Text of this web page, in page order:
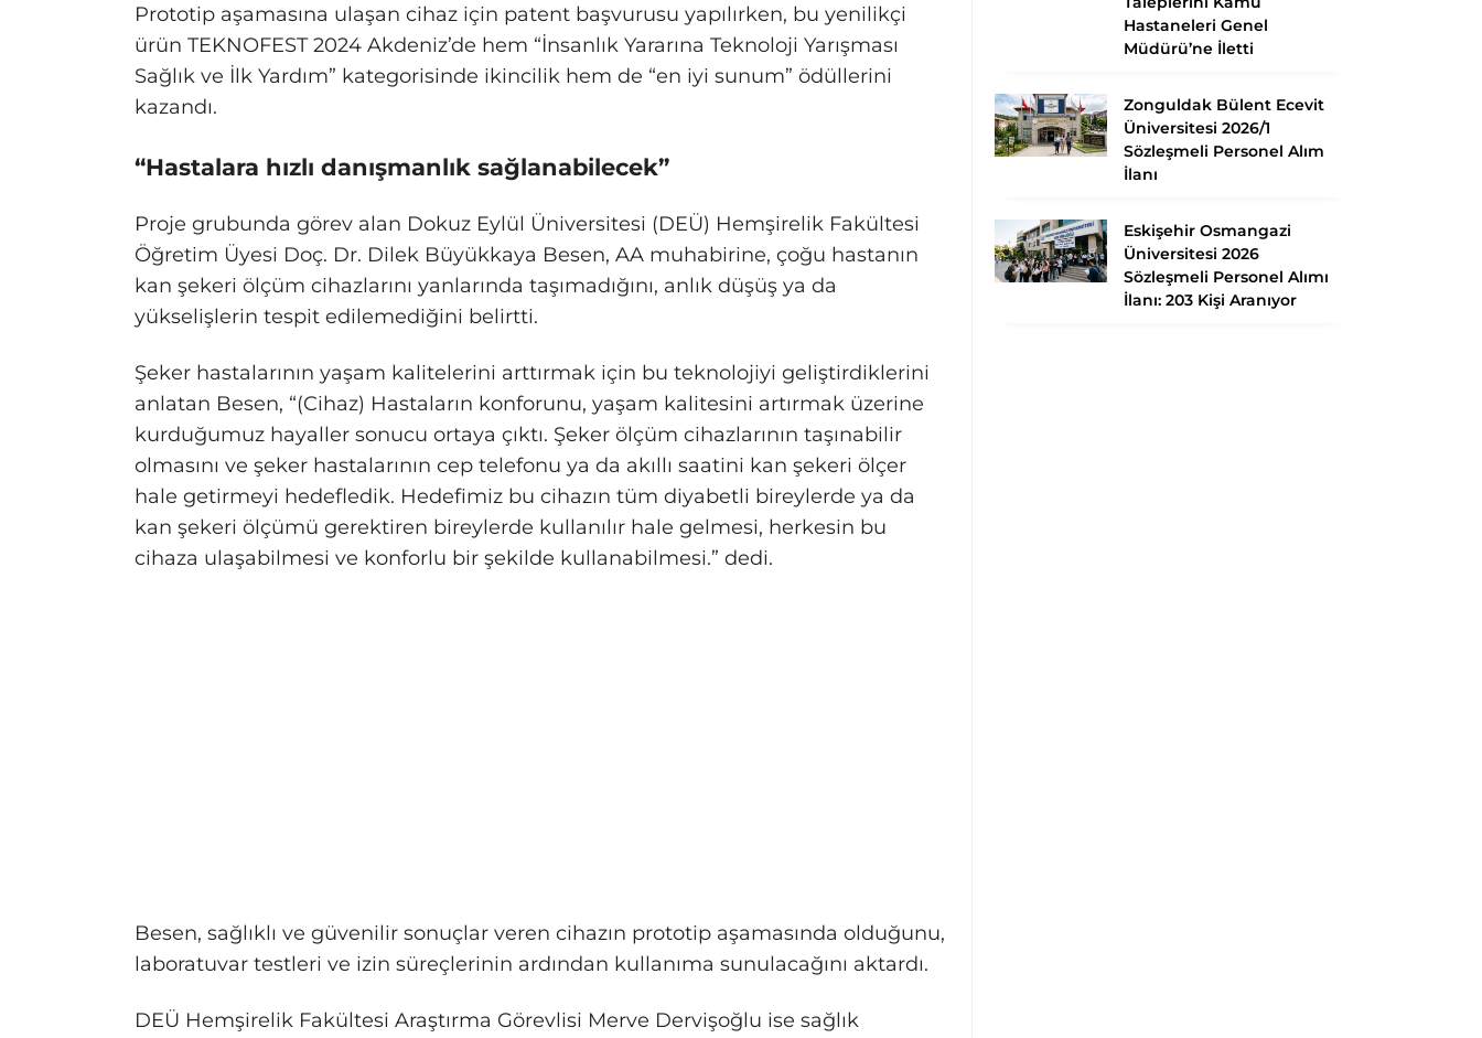
Prototip aşamasına ulaşan cihaz için patent başvurusu yapılırken, bu yenilikçi
ürün TEKNOFEST 2024 Akdeniz’de hem “İnsanlık Yararına Teknoloji Yarışması
Sağlık ve İlk Yardım” kategorisinde ikincilik hem de “en iyi sunum” ödüllerini
kazandı.
“Hastalara hızlı danışmanlık sağlanabilecek”
Proje grubunda görev alan Dokuz Eylül Üniversitesi (DEÜ) Hemşirelik Fakültesi
Öğretim Üyesi Doç. Dr. Dilek Büyükkaya Besen, AA muhabirine, çoğu hastanın
kan şekeri ölçüm cihazlarını yanlarında taşımadığını, anlık düşüş ya da
yükselişlerin tespit edilemediğini belirtti.
Şeker hastalarının yaşam kalitelerini arttırmak için bu teknolojiyi geliştirdiklerini
anlatan Besen, “(Cihaz) Hastaların konforunu, yaşam kalitesini artırmak üzerine
kurduğumuz hayaller sonucu ortaya çıktı. Şeker ölçüm cihazlarının taşınabilir
olmasını ve şeker hastalarının cep telefonu ya da akıllı saatini kan şekeri ölçer
hale getirmeyi hedefledik. Hedefimiz bu cihazın tüm diyabetli bireylerde ya da
kan şekeri ölçümü gerektiren bireylerde kullanılır hale gelmesi, herkesin bu
cihaza ulaşabilmesi ve konforlu bir şekilde kullanabilmesi.” dedi.
Besen, sağlıklı ve güvenilir sonuçlar veren cihazın prototip aşamasında olduğunu,
laboratuvar testleri ve izin süreçlerinin ardından kullanıma sunulacağını aktardı.
DEÜ Hemşirelik Fakültesi Araştırma Görevlisi Merve Dervişoğlu ise sağlık
Hastaneleri Genel
Müdürü’ne İletti
Zonguldak Bülent Ecevit
Üniversitesi 2026/1
Sözleşmeli Personel Alım
İlanı
Eskişehir Osmangazi
Üniversitesi 2026
Sözleşmeli Personel Alımı
İlanı: 203 Kişi Aranıyor